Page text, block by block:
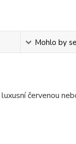
Mohlo by
červenou